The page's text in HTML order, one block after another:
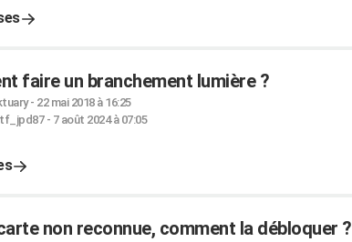
faire un branchement lumière ?
- 22 mai 2018 à 16:25
- 7 août 2024 à 07:05
non reconnue, comment la débloquer ?